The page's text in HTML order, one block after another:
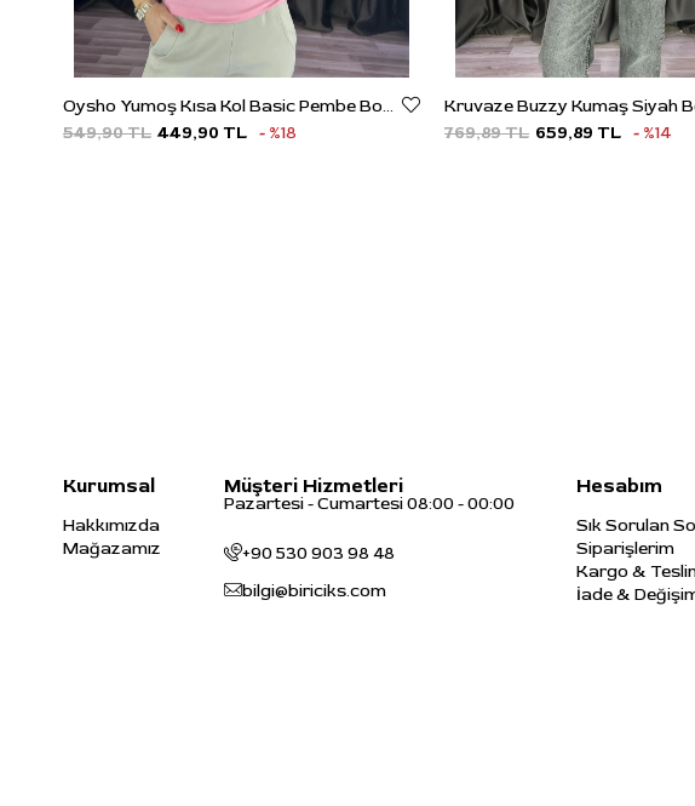
Oysho Yumoş Kısa Kol Basic Pembe Body
449,90 TL
549,90 TL %18
659,89 TL
769,89 TL %14
Kurumsal
Hakkımızda
Mağazamız
Müşteri Hizmetleri
Pazartesi - Cumartesi 08:00 - 00:00
+90 530 903 98 48
bilgi@biriciks.com
Hesabım
Sık Sorulan
Siparişlerim
Kargo &
İade &